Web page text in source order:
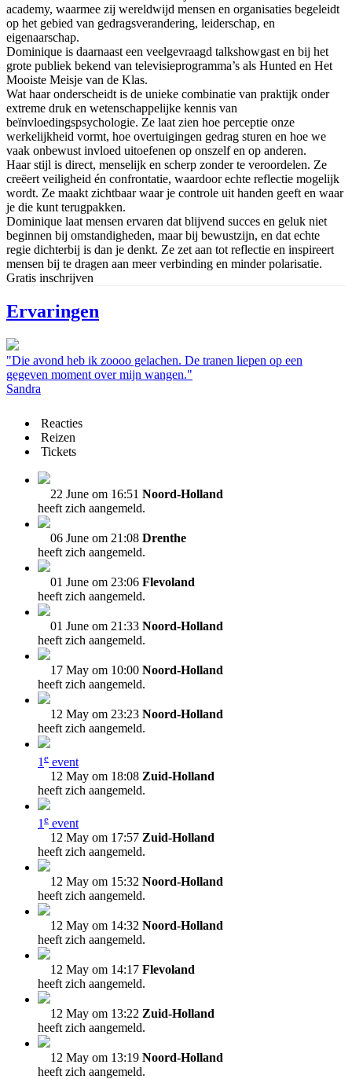
academy, waarmee zij wereldwijd mensen en organisaties begeleidt
op het gebied van gedragsverandering, leiderschap, en
eigenaarschap.
Dominique is daarnaast een veelgevraagd talkshowgast en bij het
grote publiek bekend van televisieprogramma’s als Hunted en Het
Mooiste Meisje van de Klas.
Wat haar onderscheidt is de unieke combinatie van praktijk onder
extreme druk en wetenschappelijke kennis van
beïnvloedingspsychologie. Ze laat zien hoe perceptie onze
werkelijkheid vormt, hoe overtuigingen gedrag sturen en hoe we
vaak onbewust invloed uitoefenen op onszelf en op anderen.
Haar stijl is direct, menselijk en scherp zonder te veroordelen. Ze
creëert veiligheid én confrontatie, waardoor echte reflectie mogelijk
wordt. Ze maakt zichtbaar waar je controle uit handen geeft en waar
je die kunt terugpakken.
Dominique laat mensen ervaren dat blijvend succes en geluk niet
beginnen bij omstandigheden, maar bij bewustzijn, en dat echte
regie dichterbij is dan je denkt. Ze zet aan tot reflectie en inspireert
mensen bij te dragen aan meer verbinding en minder polarisatie.
Gratis inschrijven
Ervaringen
"Die avond heb ik zoooo gelachen. De tranen liepen op een
gegeven moment over mijn wangen."
Sandra
Reacties
Reizen
Tickets
22 June om 16:51 Noord-Holland
heeft zich aangemeld.
06 June om 21:08 Drenthe
heeft zich aangemeld.
01 June om 23:06 Flevoland
heeft zich aangemeld.
01 June om 21:33 Noord-Holland
heeft zich aangemeld.
17 May om 10:00 Noord-Holland
heeft zich aangemeld.
12 May om 23:23 Noord-Holland
heeft zich aangemeld.
1 e event
12 May om 18:08 Zuid-Holland
heeft zich aangemeld.
1 e event
12 May om 17:57 Zuid-Holland
heeft zich aangemeld.
12 May om 15:32 Noord-Holland
heeft zich aangemeld.
12 May om 14:32 Noord-Holland
heeft zich aangemeld.
12 May om 14:17 Flevoland
heeft zich aangemeld.
12 May om 13:22 Zuid-Holland
heeft zich aangemeld.
12 May om 13:19 Noord-Holland
heeft zich aangemeld.